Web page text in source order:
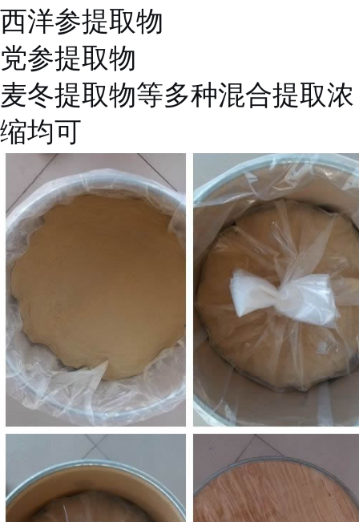
西洋参提取物
党参提取物
麦冬提取物等多种混合提取浓
缩均可